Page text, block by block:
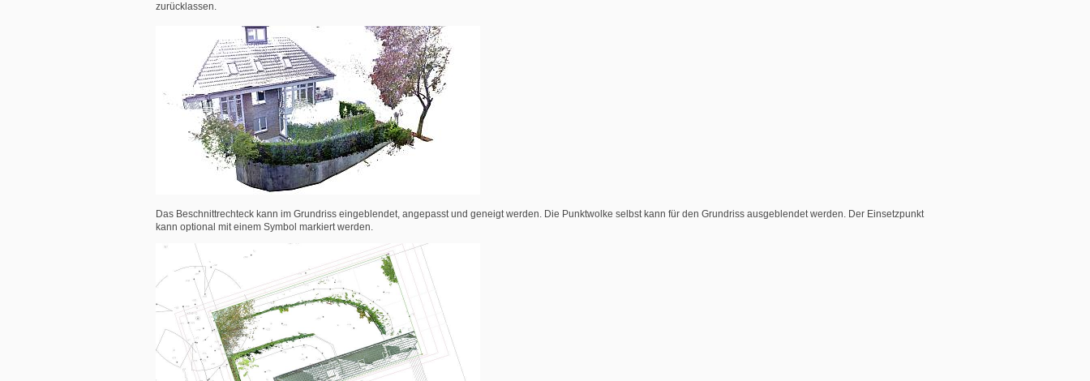
zurücklassen.
Das Beschnittrechteck kann im Grundriss eingeblendet, angepasst und geneigt werden. Die Punktwolke selbst kann für den Grundriss ausgeblendet werden. Der Einsetzpunkt
kann optional mit einem Symbol markiert werden.